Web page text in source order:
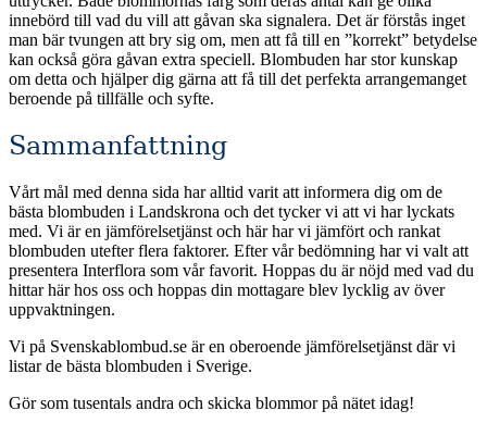
innebörd till vad du vill att gåvan ska signalera. Det är förstås inget
man bär tvungen att bry sig om, men att få till en ”korrekt” betydelse
kan också göra gåvan extra speciell. Blombuden har stor kunskap
om detta och hjälper dig gärna att få till det perfekta arrangemanget
beroende på tillfälle och syfte.
Sammanfattning
Vårt mål med denna sida har alltid varit att informera dig om de
bästa blombuden i Landskrona och det tycker vi att vi har lyckats
med. Vi är en jämförelsetjänst och här har vi jämfört och rankat
blombuden utefter flera faktorer. Efter vår bedömning har vi valt att
presentera Interflora som vår favorit. Hoppas du är nöjd med vad du
hittar här hos oss och hoppas din mottagare blev lycklig av över
uppvaktningen.
Vi på Svenskablombud.se är en oberoende jämförelsetjänst där vi
listar de bästa blombuden i Sverige.
Gör som tusentals andra och skicka blommor på nätet idag!